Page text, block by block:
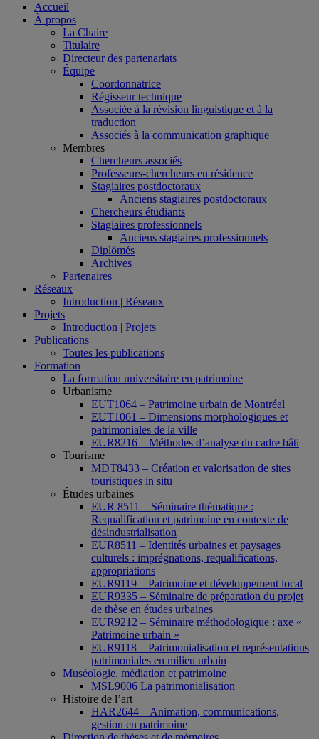
Accueil
À propos
La Chaire
Titulaire
Directeur des partenariats
Équipe
Coordonnatrice
Régisseur technique
Associée à la révision linguistique et à la
traduction
Associés à la communication graphique
Membres
Chercheurs associés
Professeurs-chercheurs en résidence
Stagiaires postdoctoraux
Anciens stagiaires postdoctoraux
Chercheurs étudiants
Stagiaires professionnels
Anciens stagiaires professionnels
Diplômés
Archives
Partenaires
Réseaux
Introduction | Réseaux
Projets
Introduction | Projets
Publications
Toutes les publications
Formation
La formation universitaire en patrimoine
Urbanisme
EUT1064 – Patrimoine urbain de Montréal
EUT1061 – Dimensions morphologiques et
patrimoniales de la ville
EUR8216 – Méthodes d’analyse du cadre bâti
Tourisme
MDT8433 – Création et valorisation de sites
touristiques in situ
Études urbaines
EUR 8511 – Séminaire thématique :
Requalification et patrimoine en contexte de
désindustrialisation
EUR8511 – Identités urbaines et paysages
culturels : imprégnations, requalifications,
appropriations
EUR9119 – Patrimoine et développement local
EUR9335 – Séminaire de préparation du projet
de thèse en études urbaines
EUR9212 – Séminaire méthodologique : axe «
Patrimoine urbain »
EUR9118 – Patrimonialisation et représentations
patrimoniales en milieu urbain
Muséologie, médiation et patrimoine
MSL9006 La patrimonialisation
Histoire de l’art
HAR2644 – Animation, communications,
gestion en patrimoine